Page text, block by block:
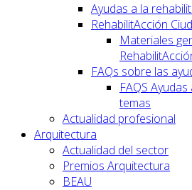
Ayudas a la
RehabilitAcción
Materiales
FAQs sobre las
FAQS
temas
Actualidad profesional
Arquitectura
Actualidad del sector
Premios Arquitectura
BEAU